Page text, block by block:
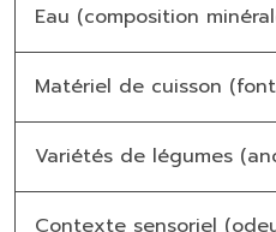
Eau (composition
Matériel de cuisson
Variétés de légumes
Contexte sensoriel